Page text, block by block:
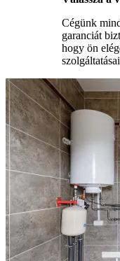
Cégünk
garanciát
hogy ön